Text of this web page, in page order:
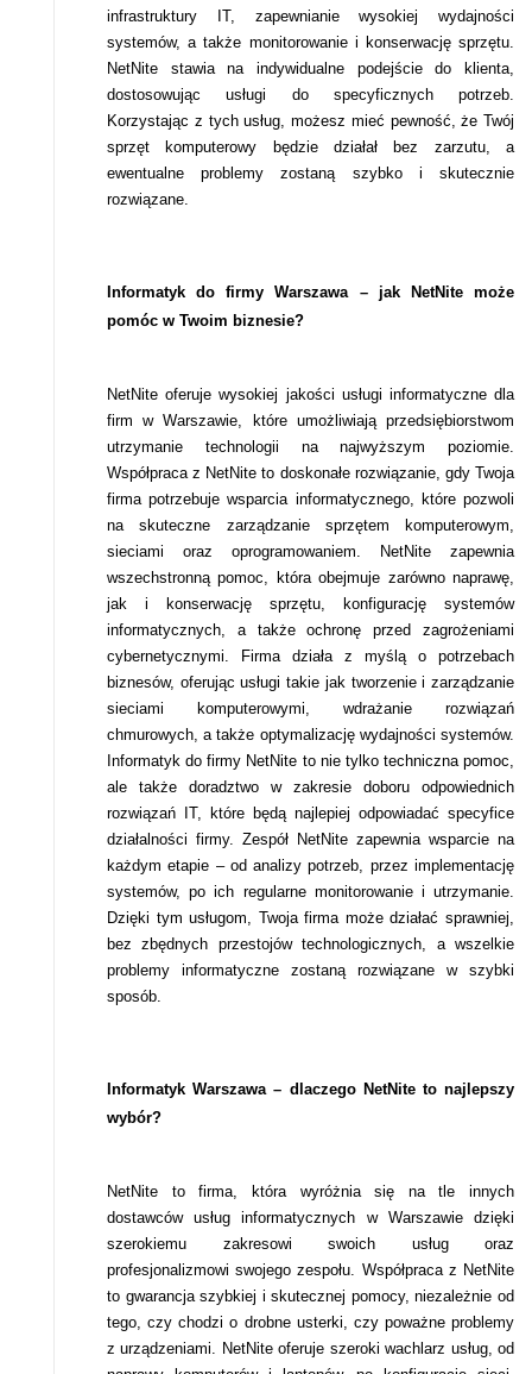
infrastruktury IT, zapewnianie wysokiej wydajności
systemów, a także monitorowanie i konserwację sprzętu.
NetNite stawia na indywidualne podejście do klienta,
dostosowując usługi do specyficznych potrzeb.
Korzystając z tych usług, możesz mieć pewność, że Twój
sprzęt komputerowy będzie działał bez zarzutu, a
ewentualne problemy zostaną szybko i skutecznie
rozwiązane.
Informatyk do firmy Warszawa – jak NetNite może
pomóc w Twoim biznesie?
NetNite oferuje wysokiej jakości usługi informatyczne dla
firm w Warszawie, które umożliwiają przedsiębiorstwom
utrzymanie technologii na najwyższym poziomie.
Współpraca z NetNite to doskonałe rozwiązanie, gdy Twoja
firma potrzebuje wsparcia informatycznego, które pozwoli
na skuteczne zarządzanie sprzętem komputerowym,
sieciami oraz oprogramowaniem. NetNite zapewnia
wszechstronną pomoc, która obejmuje zarówno naprawę,
jak i konserwację sprzętu, konfigurację systemów
informatycznych, a także ochronę przed zagrożeniami
cybernetycznymi. Firma działa z myślą o potrzebach
biznesów, oferując usługi takie jak tworzenie i zarządzanie
sieciami komputerowymi, wdrażanie rozwiązań
chmurowych, a także optymalizację wydajności systemów.
Informatyk do firmy NetNite to nie tylko techniczna pomoc,
ale także doradztwo w zakresie doboru odpowiednich
rozwiązań IT, które będą najlepiej odpowiadać specyfice
działalności firmy. Zespół NetNite zapewnia wsparcie na
każdym etapie – od analizy potrzeb, przez implementację
systemów, po ich regularne monitorowanie i utrzymanie.
Dzięki tym usługom, Twoja firma może działać sprawniej,
bez zbędnych przestojów technologicznych, a wszelkie
problemy informatyczne zostaną rozwiązane w szybki
sposób.
Informatyk Warszawa – dlaczego NetNite to najlepszy
wybór?
NetNite to firma, która wyróżnia się na tle innych
dostawców usług informatycznych w Warszawie dzięki
szerokiemu zakresowi swoich usług oraz
profesjonalizmowi swojego zespołu. Współpraca z NetNite
to gwarancja szybkiej i skutecznej pomocy, niezależnie od
tego, czy chodzi o drobne usterki, czy poważne problemy
z urządzeniami. NetNite oferuje szeroki wachlarz usług, od